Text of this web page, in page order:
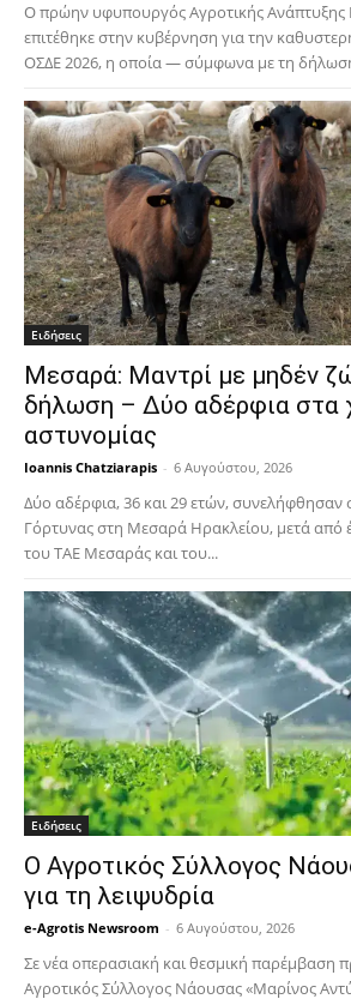
Ο πρώην υφυπουργός Αγροτικής Ανάπτυξης
επιτέθηκε στην κυβέρνηση για την
ΟΣΔΕ 2026, η οποία — σύμφωνα με τη
Ειδήσεις
Μεσαρά: Μαντρί με μηδέν
δήλωση – Δύο αδέρφια στα
αστυνομίας
Ioannis Chatziarapis - 6 Αυγούστου, 2026
Δύο αδέρφια, 36 και 29 ετών, συνελήφθησαν
Γόρτυνας στη Μεσαρά Ηρακλείου, μετά από
του ΤΑΕ Μεσαράς και του...
Ειδήσεις
Ο Αγροτικός Σύλλογος
για τη λειψυδρία
e-Agrotis Newsroom - 6 Αυγούστου, 2026
Σε νέα οπερασιακή και θεσμική παρέμβαση
Αγροτικός Σύλλογος Νάουσας «Μαρίνος